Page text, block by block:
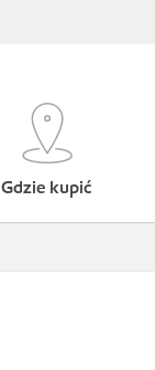
Gdzie kupić